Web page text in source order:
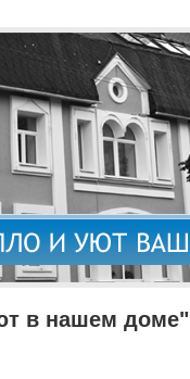
в нашем доме"